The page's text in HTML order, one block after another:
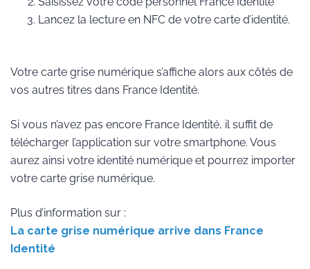
Lancez la lecture en NFC de votre carte d’identité.
Votre carte grise numérique s’affiche alors aux côtés de
vos autres titres dans France Identité.
Si vous n’avez pas encore France Identité, il suffit de
télécharger l’application sur votre smartphone. Vous
aurez ainsi votre identité numérique et pourrez importer
votre carte grise numérique.
Plus d’information sur :
La carte grise numérique arrive dans France
Identité